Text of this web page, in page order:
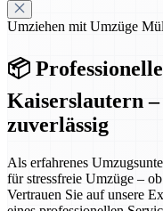
Umziehen mit Umzüge
📦
Kaiserslautern
zuverlässig
Als erfahrenes
für stressfreie Umzüge –
Vertrauen Sie auf unsere